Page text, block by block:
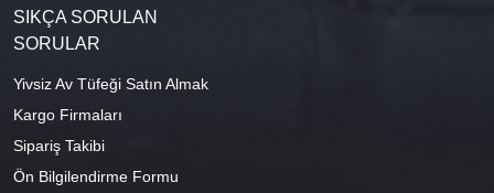
SIKÇA SORULAN
SORULAR
Yivsiz Av Tüfeği Satın Almak
Kargo Firmaları
Sipariş Takibi
Ön Bilgilendirme Formu